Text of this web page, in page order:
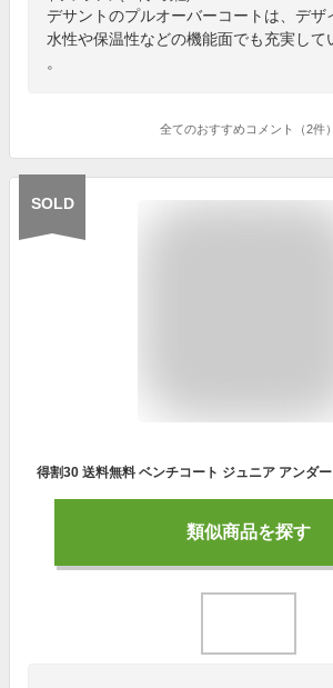
デサントのプルオーバーコートは、デザ
水性や保温性などの機能面でも充実して
。
全てのおすすめコメント（2件）
SOLD
類似商品を探す